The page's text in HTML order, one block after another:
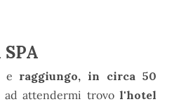
e raggiungo, in circa 50
ad attendermi trovo l'hotel